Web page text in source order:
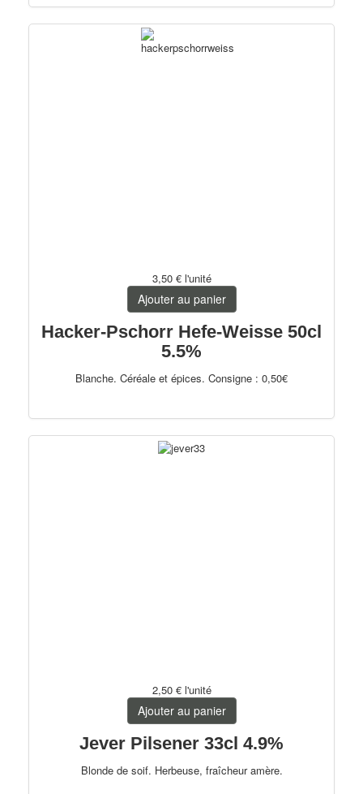
3,50 € l'unité
Ajouter au panier
Hacker-Pschorr Hefe-Weisse 50cl
5.5%
Blanche. Céréale et épices. Consigne : 0,50€
2,50 € l'unité
Ajouter au panier
Jever Pilsener 33cl 4.9%
Blonde de soif. Herbeuse, fraîcheur amère.